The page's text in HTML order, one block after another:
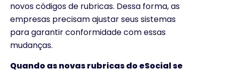
novos códigos de rubricas. Dessa forma, as
empresas precisam ajustar seus sistemas
para garantir conformidade com essas
mudanças.
Quando as novas rubricas do eSocial se